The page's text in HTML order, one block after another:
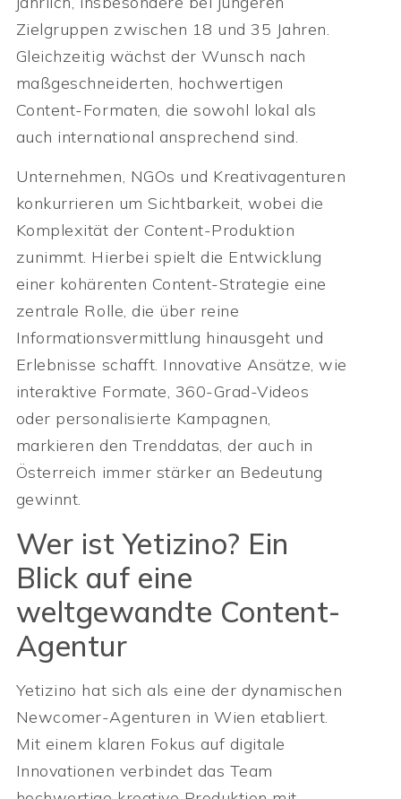
Zielgruppen zwischen 18 und 35 Jahren.
Gleichzeitig wächst der Wunsch nach
maßgeschneiderten, hochwertigen
Content-Formaten, die sowohl lokal als
auch international ansprechend sind.
Unternehmen, NGOs und Kreativagenturen
konkurrieren um Sichtbarkeit, wobei die
Komplexität der Content-Produktion
zunimmt. Hierbei spielt die Entwicklung
einer kohärenten Content-Strategie eine
zentrale Rolle, die über reine
Informationsvermittlung hinausgeht und
Erlebnisse schafft. Innovative Ansätze, wie
interaktive Formate, 360-Grad-Videos
oder personalisierte Kampagnen,
markieren den Trenddatas, der auch in
Österreich immer stärker an Bedeutung
gewinnt.
Wer ist Yetizino? Ein
Blick auf eine
weltgewandte Content-
Agentur
Yetizino hat sich als eine der dynamischen
Newcomer-Agenturen in Wien etabliert.
Mit einem klaren Fokus auf digitale
Innovationen verbindet das Team